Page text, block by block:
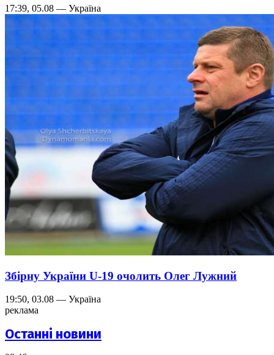
17:39, 05.08 — Україна
Збірну України U-19 очолить Олег Лужний
19:50, 03.08 — Україна
реклама
Останні новини